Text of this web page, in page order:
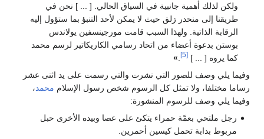
ولكن لذلك أهمية جانبية في السياق الحالي. [ ... ] نحن في
طريقنا إلى منحدر زلق حيث لا يمكن لأحد التنبؤ بما ستؤول إليه
الرقابة الذاتية. ولهذا السبب قامت مورجينسفين يولاندس
بوستن بدعوة أعضاء من اتحاد رسامي الكاريكاتير لرسم محمد
كما يروه [ ... ] [5]
»
وفيما يلي وصف للصور التي نشرت والتي رسمت على يد اثنى عشر
رساما مختلفا، ولا تمثل كل الرسوم شخص رسول الإسلام محمد،
وفيما يلي وصف للرسوم المنشورة:
رجل ملتحي بعمّة حمراء يتكئ على عصا وبيده الأخرى حبل
مربوط بدابة تحمل كيسين أحمرين.